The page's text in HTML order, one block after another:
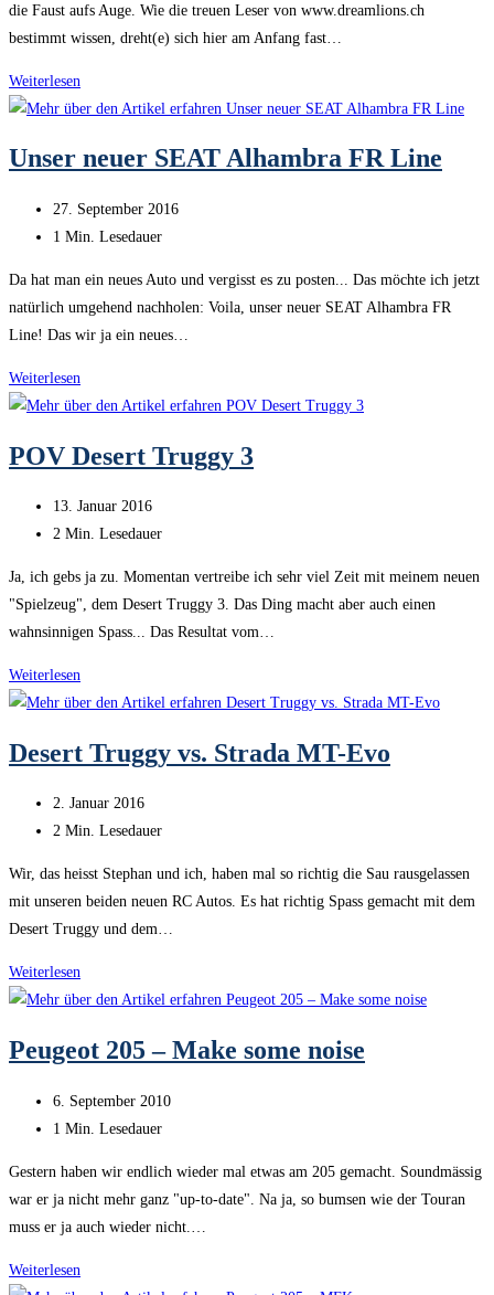
die Faust aufs Auge. Wie die treuen Leser von www.dreamlions.ch
bestimmt wissen, dreht(e) sich hier am Anfang fast…
Weiterlesen
|
zurück
106
Unser neuer SEAT Alhambra FR Line
Beitrag
veröffentlicht:
27. September 2016
Lesedauer:
1 Min. Lesedauer
Da hat man ein neues Auto und vergisst es zu posten... Das möchte ich jetzt
natürlich umgehend nachholen: Voila, unser neuer SEAT Alhambra FR
Line! Das wir ja ein neues…
Weiterlesen
neuer
Alhambra
Line
POV Desert Truggy 3
Beitrag
veröffentlicht:
13. Januar 2016
Lesedauer:
2 Min. Lesedauer
Ja, ich gebs ja zu. Momentan vertreibe ich sehr viel Zeit mit meinem neuen
"Spielzeug", dem Desert Truggy 3. Das Ding macht aber auch einen
wahnsinnigen Spass... Das Resultat vom…
Weiterlesen
Desert
3
Desert Truggy vs. Strada MT-Evo
Beitrag
veröffentlicht:
2. Januar 2016
Lesedauer:
2 Min. Lesedauer
Wir, das heisst Stephan und ich, haben mal so richtig die Sau rausgelassen
mit unseren beiden neuen RC Autos. Es hat richtig Spass gemacht mit dem
Desert Truggy und dem…
Weiterlesen
Truggy
Strada
Evo
Peugeot 205 – Make some noise
Beitrag
veröffentlicht:
6. September 2010
Lesedauer:
1 Min. Lesedauer
Gestern haben wir endlich wieder mal etwas am 205 gemacht. Soundmässig
war er ja nicht mehr ganz "up-to-date". Na ja, so bumsen wie der Touran
muss er ja auch wieder nicht.…
Weiterlesen